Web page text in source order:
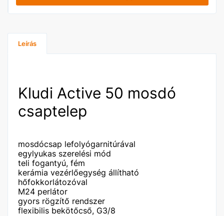
Leírás
Kludi Active 50 mosdó
csaptelep
mosdócsap lefolyógarnitúrával
egylyukas szerelési mód
teli fogantyú, fém
kerámia vezérlőegység állítható
hőfokkorlátozóval
M24 perlátor
gyors rögzítő rendszer
flexibilis bekötőcső, G3/8